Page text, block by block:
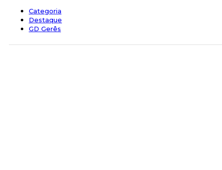
Categoria
Destaque
GD Gerês